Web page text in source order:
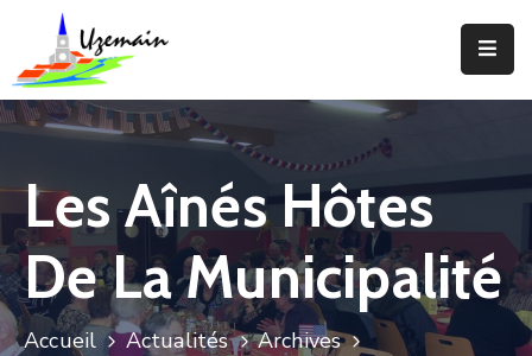
Actualités
Votre
Commune
Votre
Mairie
Les Aînés Hôtes
De La Municipalité
Accueil Actualités
Archives